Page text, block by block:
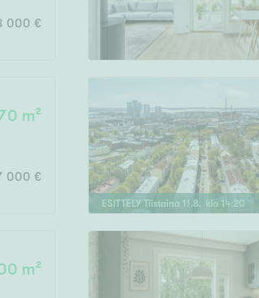
x 2, kuisti
000 €
m²
000 €
ESITTELY Tiistaina 11 .8. klo 14:20
m²